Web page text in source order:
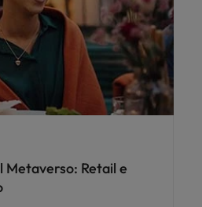
Metaverso: Retail e